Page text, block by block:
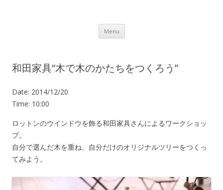
Menu Skip to content
和田家具“木で木のかたちをつくろう”
Date: 2014/12/20
Time: 10:00
ロットンのウインドウを飾る和田家具さんによるワークショッ
プ。
自分で選んだ木を重ね、自分だけのオリジナルツリーをつくっ
てみよう。